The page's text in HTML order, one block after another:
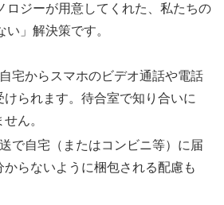
ロジーが用意してくれた、私たちの
」解決策です。
自宅からスマホのビデオ通話や電話
けられます。待合室で知り合いに
ん。
で自宅（またはコンビニ等）に届
からないように梱包される配慮も